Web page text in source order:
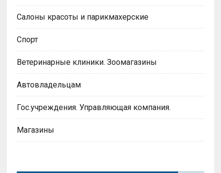
Салоны красоты и парикмахерские
Спорт
Ветеринарные клиники. Зоомагазины
Автовладельцам
Гос.учреждения. Управляющая компания.
Магазины